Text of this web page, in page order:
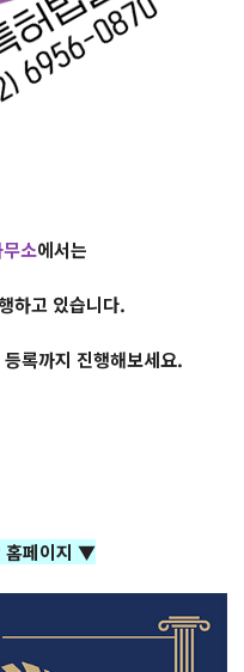
소에서는
하고 있습니다.
록까지 진행해보세요.
홈페이지 ▼